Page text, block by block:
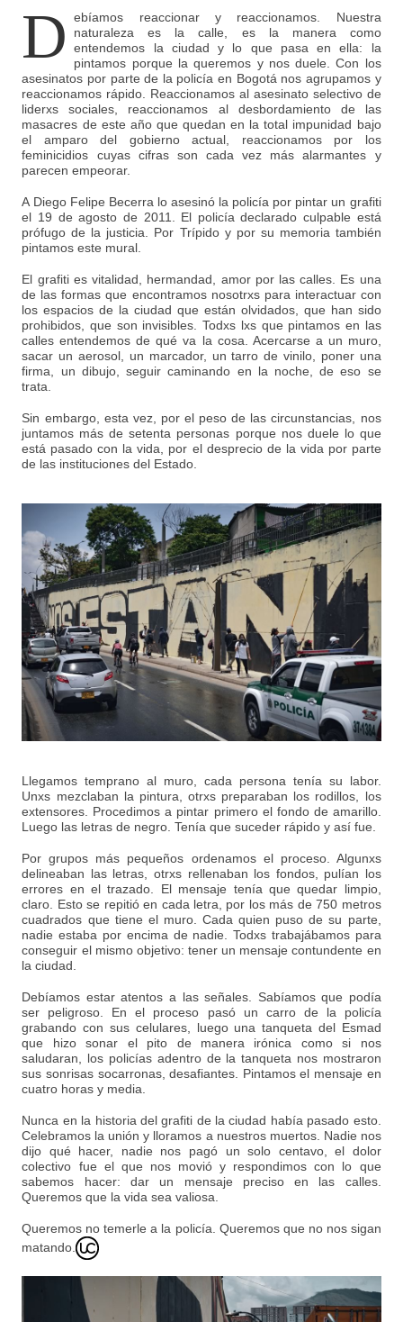
D
ebíamos reaccionar y reaccionamos. Nuestra
naturaleza es la calle, es la manera como
entendemos la ciudad y lo que pasa en ella: la
pintamos porque la queremos y nos duele. Con los
asesinatos por parte de la policía en Bogotá nos agrupamos y
reaccionamos rápido. Reaccionamos al asesinato selectivo de
liderxs sociales, reaccionamos al desbordamiento de las
masacres de este año que quedan en la total impunidad bajo
el amparo del gobierno actual, reaccionamos por los
feminicidios cuyas cifras son cada vez más alarmantes y
parecen empeorar.
A Diego Felipe Becerra lo asesinó la policía por pintar un grafiti
el 19 de agosto de 2011. El policía declarado culpable está
prófugo de la justicia. Por Trípido y por su memoria también
pintamos este mural.
El grafiti es vitalidad, hermandad, amor por las calles. Es una
de las formas que encontramos nosotrxs para interactuar con
los espacios de la ciudad que están olvidados, que han sido
prohibidos, que son invisibles. Todxs lxs que pintamos en las
calles entendemos de qué va la cosa. Acercarse a un muro,
sacar un aerosol, un marcador, un tarro de vinilo, poner una
firma, un dibujo, seguir caminando en la noche, de eso se
trata.
Sin embargo, esta vez, por el peso de las circunstancias, nos
juntamos más de setenta personas porque nos duele lo que
está pasado con la vida, por el desprecio de la vida por parte
de las instituciones del Estado.
Llegamos temprano al muro, cada persona tenía su labor.
Unxs mezclaban la pintura, otrxs preparaban los rodillos, los
extensores. Procedimos a pintar primero el fondo de amarillo.
Luego las letras de negro. Tenía que suceder rápido y así fue.
Por grupos más pequeños ordenamos el proceso. Algunxs
delineaban las letras, otrxs rellenaban los fondos, pulían los
errores en el trazado. El mensaje tenía que quedar limpio,
claro. Esto se repitió en cada letra, por los más de 750 metros
cuadrados que tiene el muro. Cada quien puso de su parte,
nadie estaba por encima de nadie. Todxs trabajábamos para
conseguir el mismo objetivo: tener un mensaje contundente en
la ciudad.
Debíamos estar atentos a las señales. Sabíamos que podía
ser peligroso. En el proceso pasó un carro de la policía
grabando con sus celulares, luego una tanqueta del Esmad
que hizo sonar el pito de manera irónica como si nos
saludaran, los policías adentro de la tanqueta nos mostraron
sus sonrisas socarronas, desafiantes. Pintamos el mensaje en
cuatro horas y media.
Nunca en la historia del grafiti de la ciudad había pasado esto.
Celebramos la unión y lloramos a nuestros muertos. Nadie nos
dijo qué hacer, nadie nos pagó un solo centavo, el dolor
colectivo fue el que nos movió y respondimos con lo que
sabemos hacer: dar un mensaje preciso en las calles.
Queremos que la vida sea valiosa.
Queremos no temerle a la policía. Queremos que no nos sigan
matando.